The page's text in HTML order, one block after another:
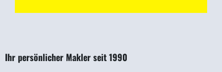
Ihr persönlicher Makler seit 1990